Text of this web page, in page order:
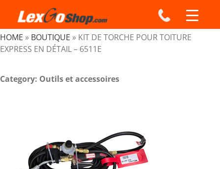
content
HOME » BOUTIQUE » KIT DE TORCHE POUR TOITURE
EXPRESS EN DÉTAIL – 6511E
Category: Outils et accessoires